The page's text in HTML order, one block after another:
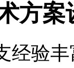
方案
验丰